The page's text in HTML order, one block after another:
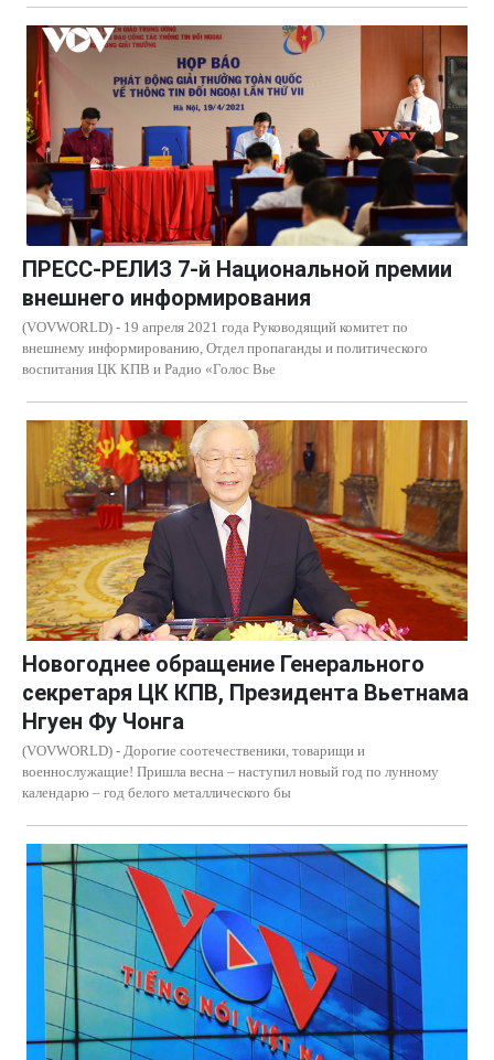
ПРЕСС-РЕЛИЗ 7-й Национальной премии
внешнего информирования
(VOVWORLD) - 19 апреля 2021 года Руководящий комитет по
внешнему информированию, Отдел пропаганды и политического
воспитания ЦК КПВ и Радио «Голос Вье
Новогоднее обращение Генерального
секретаря ЦК КПВ, Президента Вьетнама
Нгуен Фу Чонга
(VOVWORLD) - Дорогие соотечественики, товарищи и
военнослужащие! Пришла весна – наступил новый год по лунному
календарю – год белого металлического бы